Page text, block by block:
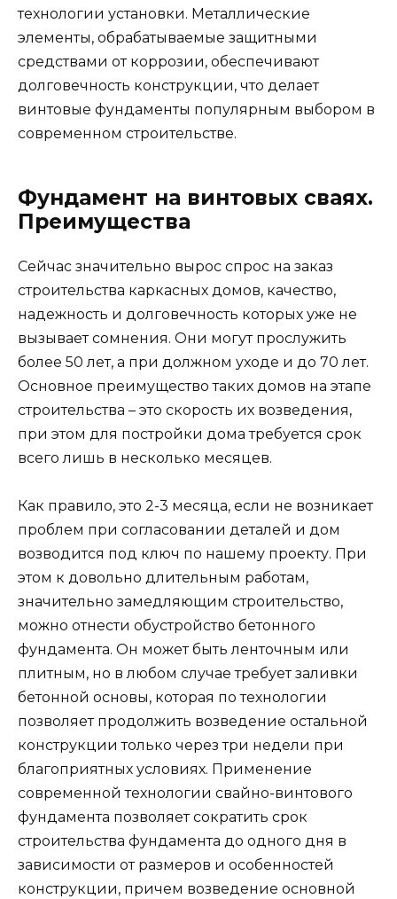
технологии установки. Металлические
элементы, обрабатываемые защитными
средствами от коррозии, обеспечивают
долговечность конструкции, что делает
винтовые фундаменты популярным выбором в
современном строительстве.
Фундамент на винтовых сваях.
Преимущества
Сейчас значительно вырос спрос на заказ
строительства каркасных домов, качество,
надежность и долговечность которых уже не
вызывает сомнения. Они могут прослужить
более 50 лет, а при должном уходе и до 70 лет.
Основное преимущество таких домов на этапе
строительства – это скорость их возведения,
при этом для постройки дома требуется срок
всего лишь в несколько месяцев.
Как правило, это 2-3 месяца, если не возникает
проблем при согласовании деталей и дом
возводится под ключ по нашему проекту. При
этом к довольно длительным работам,
значительно замедляющим строительство,
можно отнести обустройство бетонного
фундамента. Он может быть ленточным или
плитным, но в любом случае требует заливки
бетонной основы, которая по технологии
позволяет продолжить возведение остальной
конструкции только через три недели при
благоприятных условиях. Применение
современной технологии свайно-винтового
фундамента позволяет сократить срок
строительства фундамента до одного дня в
зависимости от размеров и особенностей
конструкции, причем возведение основной